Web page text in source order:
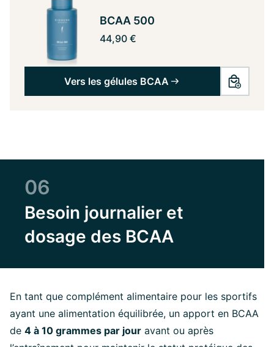
BCAA 500
44,90 €
Vers les gélules BCAA
06
Besoin journalier et
dosage des BCAA
En tant que complément alimentaire pour les sportifs
ayant une alimentation équilibrée, un apport en BCAA
de 4 à 10 grammes par jour avant ou après